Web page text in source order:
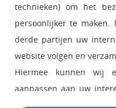
technieken) om het
persoonlijker te
derde partijen uw
website volgen en
Hiermee kunnen wij
aanpassen aan uw
via social media.